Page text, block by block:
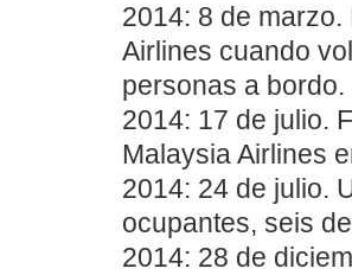
2014: 8 de
Airlines cuando
personas a bordo.
2014: 17 de julio.
Malaysia Airlines
2014: 24 de julio.
ocupantes, seis
2014: 28 de